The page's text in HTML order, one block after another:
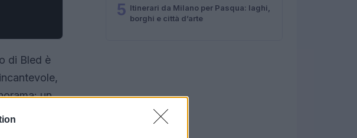
di Bled è
un
In
al Lago di
5 Itinerari da Milano per Pasqua: laghi,
borghi e città d’arte